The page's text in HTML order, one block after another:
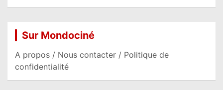
Sur Mondociné
A propos / Nous contacter / Politique de
confidentialité